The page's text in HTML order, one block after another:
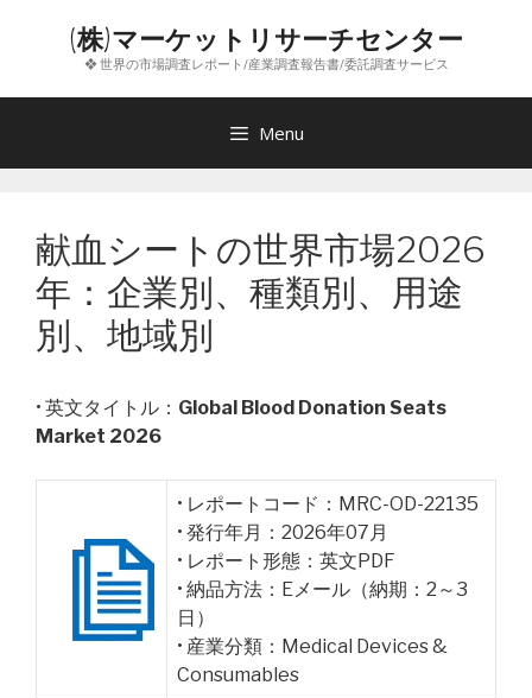
ン
(株)マーケットリサーチセンター
❖ 世界の市場調査レポート/産業調査報告書/委託調査サービス
Menu
献血シートの世界市場2026
年：企業別、種類別、用途
別、地域別
• 英文タイトル： Global Blood Donation Seats
Market 2026
• レポートコード：MRC-OD-22135
• 発行年月：2026年07月
• レポート形態：英文PDF
• 納品方法：Eメール（納期：2～3
日）
• 産業分類：Medical Devices &
Consumables